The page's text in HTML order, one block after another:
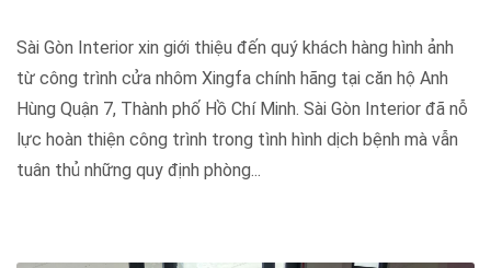
Sài Gòn Interior xin giới thiệu đến quý khách hàng hình ảnh
từ công trình cửa nhôm Xingfa chính hãng tại căn hộ Anh
Hùng Quận 7, Thành phố Hồ Chí Minh. Sài Gòn Interior đã nỗ
lực hoàn thiện công trình trong tình hình dịch bệnh mà vẫn
tuân thủ những quy định phòng...